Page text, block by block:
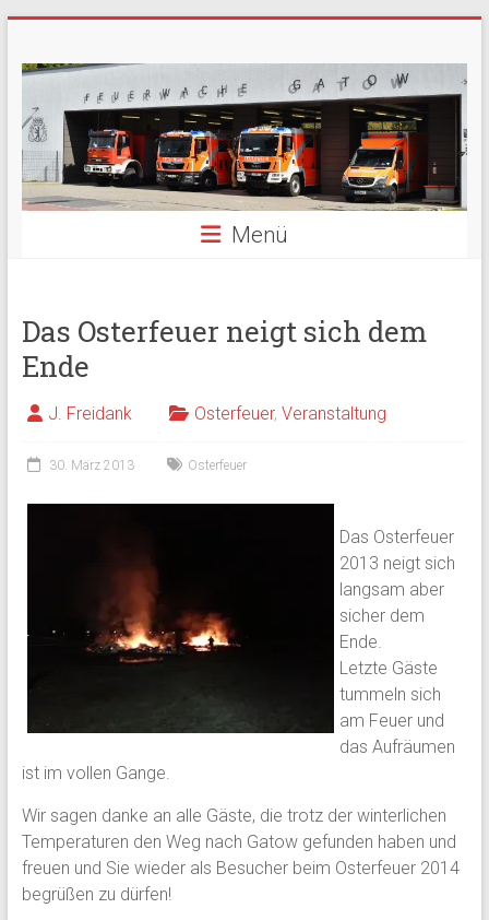
springen
Freiwillige
Feuerwehr
Berlin
Gatow
Berlin
Gatow
Menü
Das Osterfeuer neigt sich dem
Ende
J. Freidank Osterfeuer, Veranstaltung
30. März 2013 Osterfeuer
Das Osterfeuer
2013 neigt sich
langsam aber
sicher dem
Ende.
Letzte Gäste
tummeln sich
am Feuer und
das Aufräumen
ist im vollen Gange.
Wir sagen danke an alle Gäste, die trotz der winterlichen
Temperaturen den Weg nach Gatow gefunden haben und
freuen und Sie wieder als Besucher beim Osterfeuer 2014
begrüßen zu dürfen!